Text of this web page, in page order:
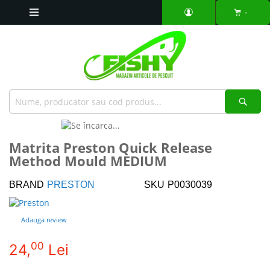
the
end
the
images
gallery
to
the
of
the
images
gallery
Matrita Preston Quick Release
Method Mould MEDIUM
BRAND PRESTON SKU P0030039
Adauga review
24,00 Lei